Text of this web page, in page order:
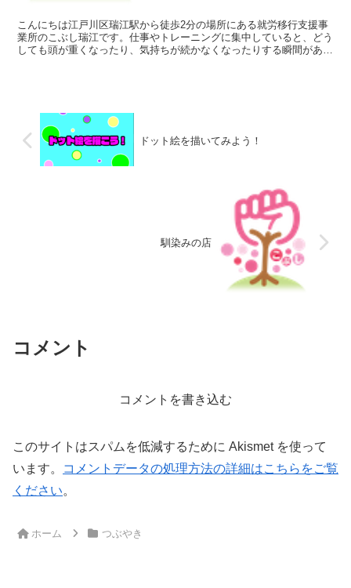
こんにちは江戸川区瑞江駅から徒歩2分の場所にある就労移行支援事
業所のこぶし瑞江です。仕事やトレーニングに集中していると、どう
しても頭が重くなったり、気持ちが続かなくなったりする瞬間があり
ドット絵を描いてみよう！
馴染みの店
コメント
コメントを書き込む
このサイトはスパムを低減するために Akismet を使って
います。
コメントデータの処理方法の詳細はこちらをご覧
ください。
ホーム つぶやき